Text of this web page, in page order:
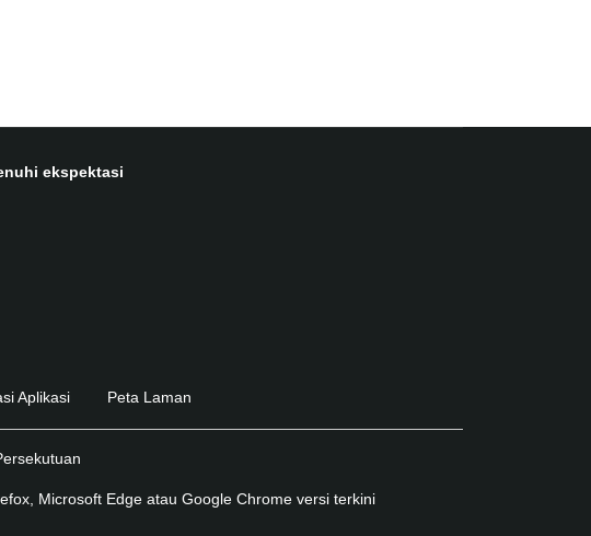
ekspektasi
Aplikasi Peta Laman
Microsoft Edge atau Google Chrome versi terkini